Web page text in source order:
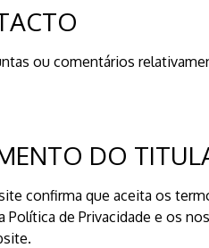
ou comentários
DO
confirma que aceita os
Política de Privacidade e os